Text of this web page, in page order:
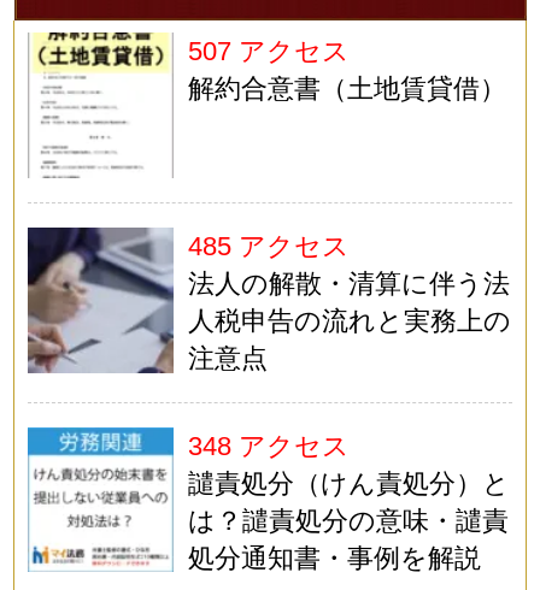
507 アクセス
解約合意書（土地賃貸借）
485 アクセス
法人の解散・清算に伴う法
人税申告の流れと実務上の
注意点
348 アクセス
譴責処分（けん責処分）と
は？譴責処分の意味・譴責
処分通知書・事例を解説